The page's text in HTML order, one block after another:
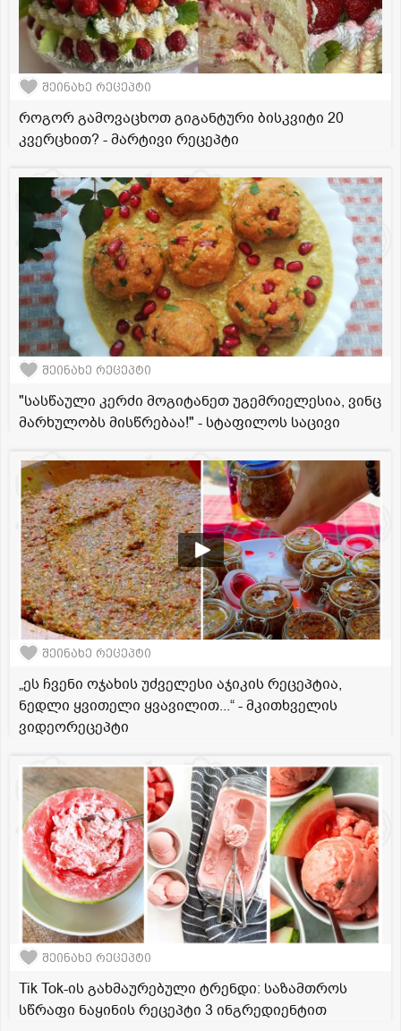
შეინახე რეცეპტი
როგორ გამოვაცხოთ გიგანტური ბისკვიტი 20
კვერცხით? - მარტივი რეცეპტი
შეინახე რეცეპტი
"სასწაული კერძი მოგიტანეთ უგემრიელესია, ვინც
მარხულობს მისწრებაა!" - სტაფილოს საცივი
შეინახე რეცეპტი
„ეს ჩვენი ოჯახის უძველესი აჯიკის რეცეპტია,
ნედლი ყვითელი ყვავილით...“ - მკითხველის
ვიდეორეცეპტი
შეინახე რეცეპტი
Tik Tok-ის გახმაურებული ტრენდი: საზამთროს
სწრაფი ნაყინის რეცეპტი 3 ინგრედიენტით